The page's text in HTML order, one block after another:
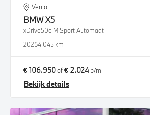
Venlo
BMWX5
xDrive50e M Sport Automaat
20264.045 km
€ 106.950of€ 2.024 p/m
Bekijk details